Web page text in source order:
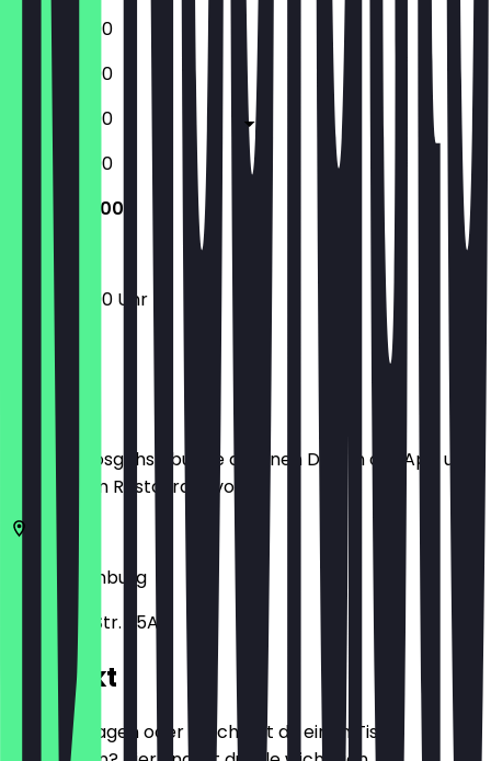
12:00 - 22:00
12:00 - 22:00
12:00 - 23:00
12:00 - 23:00
12:00 - 22:00
12:00 - 22:00 Uhr
Bevor du losgehst, buche dir einen Deal in der App und
zeige ihn im Restaurant vor.
22087
Hamburg
Lübecker Str. 25A
Kontakt
Hast du Fragen oder möchtest du einen Tisch